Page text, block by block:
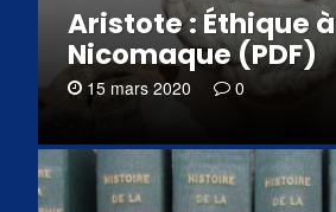
Aristote : Éthique à
Nicomaque (PDF)
15 mars 2020 0